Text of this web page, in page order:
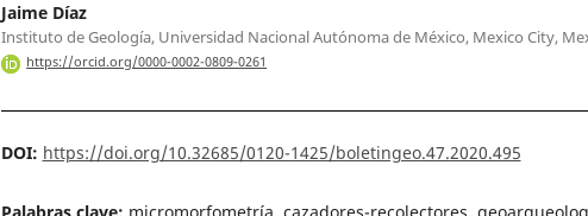
Jaime Díaz
Instituto de Geología, Universidad Nacional Autónoma de México, Mexico City,
https://orcid.org/0000-0002-0809-0261
DOI: https://doi.org/10.32685/0120-1425/boletingeo.47.2020.495
Palabras clave: micromorfometría, cazadores-recolectores,